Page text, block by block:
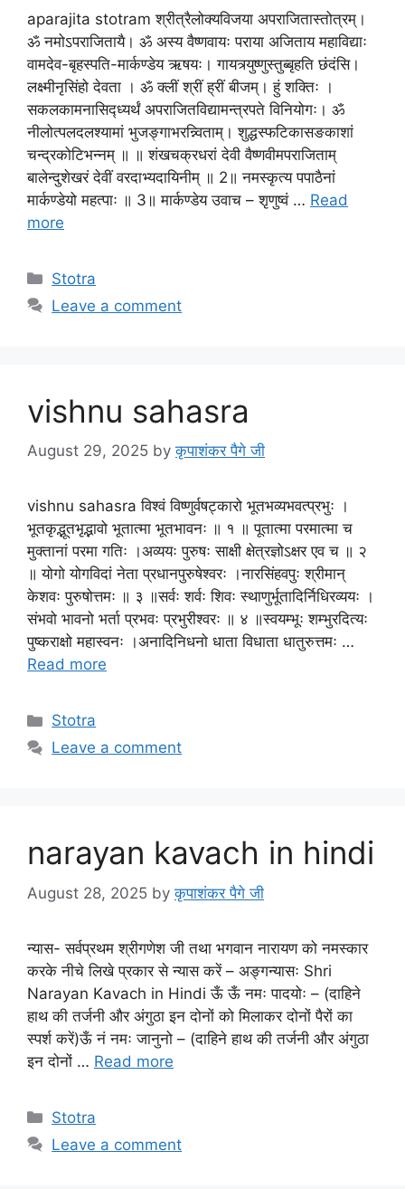
aparajita stotram श्रीत्रैलोक्यविजया अपराजितास्तोत्रम्।
ॐ नमोऽपराजितायै। ॐ अस्य वैष्णवायः पराया अजिताय महाविद्याः
वामदेव-बृहस्पति-मार्कण्डेय ऋषयः। गायत्र्युष्णुस्तुब्बृहति छंदंसि।
लक्ष्मीनृसिंहो देवता । ॐ क्लीं श्रीं ह्रीं बीजम्। हुं शक्तिः ।
सकलकामनासिद्ध्यर्थं अपराजितविद्यामन्त्रपते विनियोगः। ॐ
नीलोत्पलदलश्यामां भुजङ्गाभरन्न्विताम्। शुद्धस्फटिकासङकाशां
चन्द्रकोटिभन्नम् ॥ ॥ शंखचक्रधरां देवी वैष्णवीमपराजिताम्
बालेन्दुशेखरं देवीं वरदाभ्यदायिनीम् ॥ 2॥ नमस्कृत्य पपाठैनां
मार्कण्डेयो महत्पाः ॥ 3॥ मार्कण्डेय उवाच – शृणुष्वं … Read
more
Stotra
Leave a comment
vishnu sahasra
August 29, 2025 byकृपाशंकर पैगे जी
vishnu sahasra विश्वं विष्णुर्वषट्कारो भूतभव्यभवत्प्रभुः ।
भूतकृद्भूतभृद्भावो भूतात्मा भूतभावनः ॥ १ ॥ पूतात्मा परमात्मा च
मुक्तानां परमा गतिः ।अव्ययः पुरुषः साक्षी क्षेत्रज्ञोऽक्षर एव च ॥ २
॥ योगो योगविदां नेता प्रधानपुरुषेश्वरः ।नारसिंहवपुः श्रीमान्
केशवः पुरुषोत्तमः ॥ ३ ॥सर्वः शर्वः शिवः स्थाणुर्भूतादिर्निधिरव्ययः ।
संभवो भावनो भर्ता प्रभवः प्रभुरीश्वरः ॥ ४ ॥स्वयम्भूः शम्भुरदित्यः
पुष्कराक्षो महास्वनः ।अनादिनिधनो धाता विधाता धातुरुत्तमः …
Read more
Stotra
Leave a comment
narayan kavach in hindi
August 28, 2025 byकृपाशंकर पैगे जी
न्यास- सर्वप्रथम श्रीगणेश जी तथा भगवान नारायण को नमस्कार
करके नीचे लिखे प्रकार से न्यास करें – अङ्गन्यासः Shri
Narayan Kavach in Hindi ऊँ ऊँ नमः पादयोः – (दाहिने
हाथ की तर्जनी और अंगुठा इन दोनों को मिलाकर दोनों पैरों का
स्पर्श करें)ऊँ नं नमः जानुनो – (दाहिने हाथ की तर्जनी और अंगुठा
इन दोनों … Read more
Stotra
Leave a comment